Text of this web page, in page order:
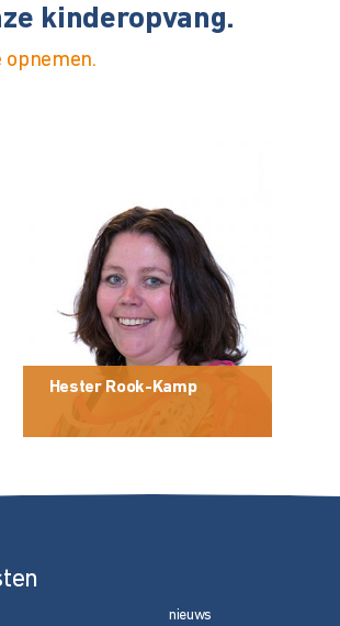
kinderopvang.
Hester Rook-Kamp
nieuws